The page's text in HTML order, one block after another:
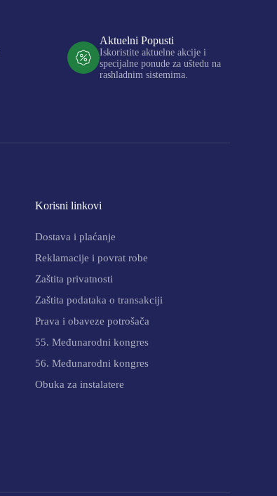
Aktuelni Popusti
Iskoristite aktuelne akcije i
specijalne ponude za uštedu na
rashladnim sistemima.
Korisni linkovi
Dostava i plaćanje
Reklamacije i povrat robe
Zaštita privatnosti
Zaštita podataka o transakciji
Prava i obaveze potrošača
55. Međunarodni kongres
56. Međunarodni kongres
Obuka za instalatere